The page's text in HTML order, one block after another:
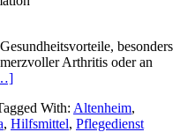
besonders
Arthritis oder an
With: Altenheim,
, Hilfsmittel, Pflegedienst